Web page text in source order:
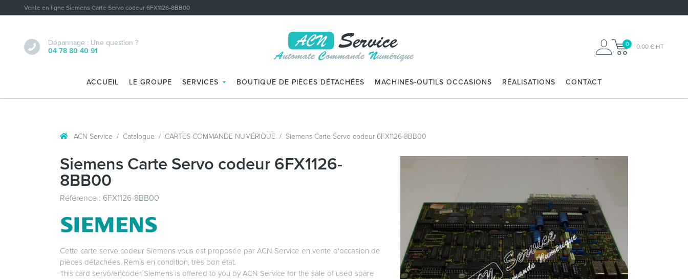
Vente en ligne Siemens Carte Servo codeur 6FX1126-8BB00
Dépannage : Une question ?
04 78 80 40 91
0 0.00 € HT
ACCUEIL LE GROUPE SERVICES BOUTIQUE DE PIÈCES DÉTACHÉES MACHINES-OUTILS OCCASIONS RÉALISATIONS CONTACT
ACN Service Catalogue CARTES COMMANDE NUMÉRIQUE Siemens Carte Servo codeur 6FX1126-8BB00
Siemens Carte Servo codeur 6FX1126-
8BB00
Référence : 6FX1126-8BB00
Cette carte servo codeur Siemens vous est proposée par ACN Service en vente d'occasion de
pièces détachées. Remis en condition, très bon état.
This card servo/encoder Siemens is offered to you by ACN Service for the sale of used spare